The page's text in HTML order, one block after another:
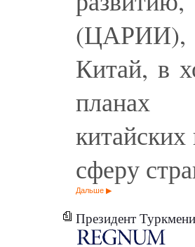
(ЦАРИИ),
Китай, в
планах
сферу
Дальше
Президент Туркмении